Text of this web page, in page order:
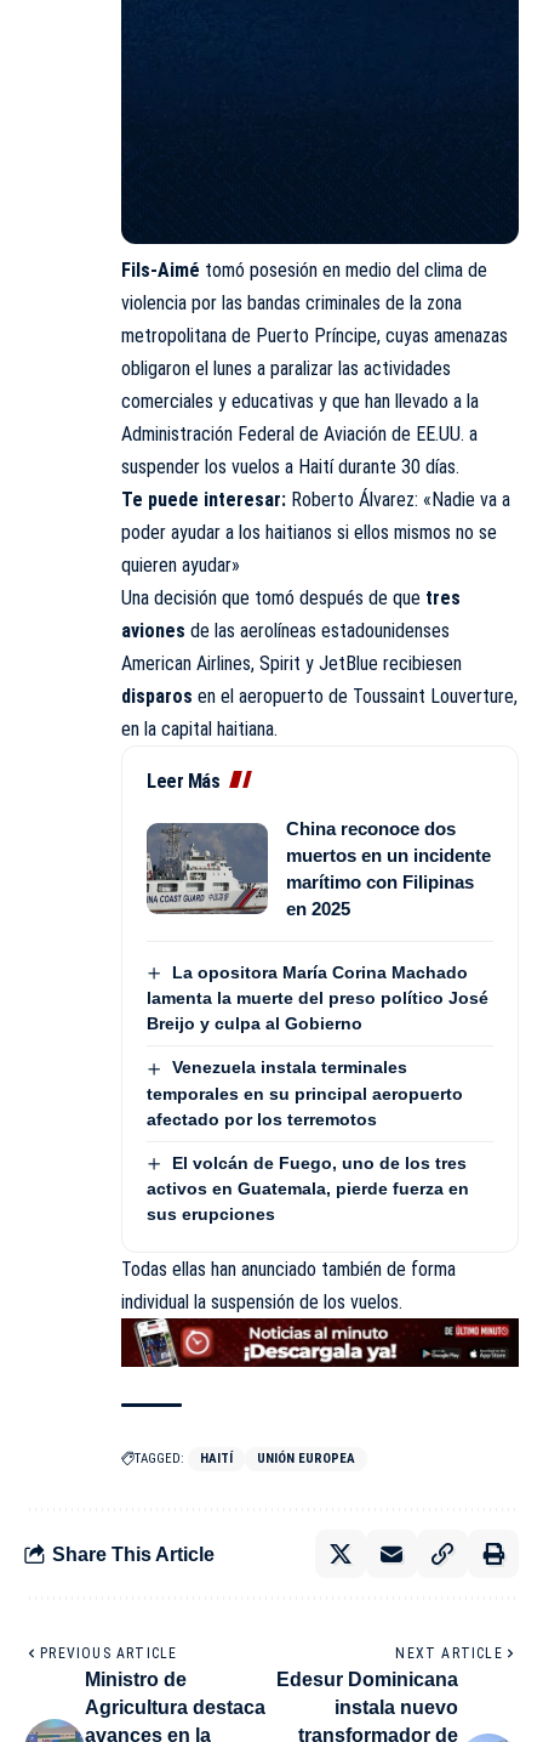
Fils-Aimé tomó posesión en medio del clima de
violencia por las bandas criminales de la zona
metropolitana de Puerto Príncipe, cuyas amenazas
obligaron el lunes a paralizar las actividades
comerciales y educativas y que han llevado a la
Administración Federal de Aviación de EE.UU. a
suspender los vuelos a Haití durante 30 días.
Te puede interesar: Roberto Álvarez: «Nadie va a
poder ayudar a los haitianos si ellos mismos no se
quieren ayudar»
Una decisión que tomó después de que tres
aviones de las aerolíneas estadounidenses
American Airlines, Spirit y JetBlue recibiesen
disparos en el aeropuerto de Toussaint Louverture,
en la capital haitiana.
Leer Más
China reconoce dos
muertos en un incidente
marítimo con Filipinas
en 2025
La opositora María Corina Machado
lamenta la muerte del preso político José
Breijo y culpa al Gobierno
Venezuela instala terminales
temporales en su principal aeropuerto
afectado por los terremotos
El volcán de Fuego, uno de los tres
activos en Guatemala, pierde fuerza en
sus erupciones
Todas ellas han anunciado también de forma
individual la suspensión de los vuelos.
TAGGED: HAITÍ UNIÓN EUROPEA
Share This Article
PREVIOUS ARTICLE
Ministro de
Agricultura destaca
avances en la
NEXT ARTICLE
Edesur Dominicana
instala nuevo
transformador de